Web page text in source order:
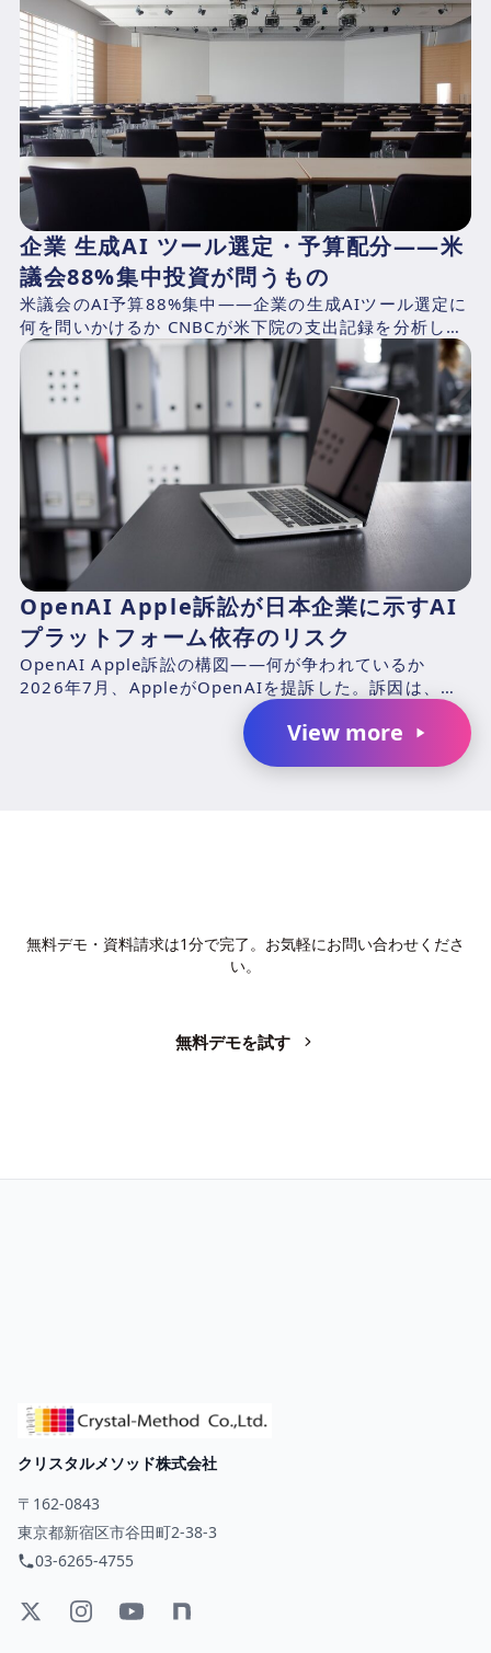
企業 生成AI ツール選定・予算配分——米
議会88%集中投資が問うもの
米議会のAI予算88%集中——企業の生成AIツール選定に
何を問いかけるか CNBCが米下院の支出記録を分析した
結果、2025年4月1日〜2026年3月31日の期...
OpenAI Apple訴訟が日本企業に示すAI
プラットフォーム依存のリスク
OpenAI Apple訴訟の構図——何が争われているか
2026年7月、AppleがOpenAIを提訴した。訴因は、元
Appleエンジニアのチャン・リウ（Ch...
View more
無料デモ・資料請求は1分で完了。お気軽にお問い合わせくださ
い。
無料デモを試す
クリスタルメソッド株式会社
〒162-0843
東京都新宿区市谷田町2-38-3
03-6265-4755